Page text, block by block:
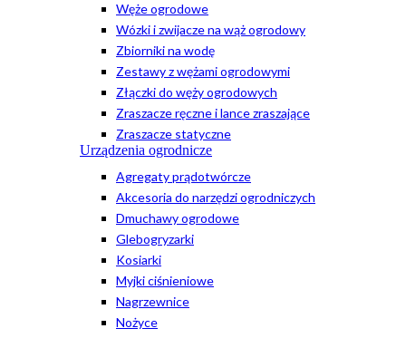
Węże ogrodowe
Wózki i zwijacze na wąż ogrodowy
Zbiorniki na wodę
Zestawy z wężami ogrodowymi
Złączki do węży ogrodowych
Zraszacze ręczne i lance zraszające
Zraszacze statyczne
Urządzenia ogrodnicze
Agregaty prądotwórcze
Akcesoria do narzędzi ogrodniczych
Dmuchawy ogrodowe
Glebogryzarki
Kosiarki
Myjki ciśnieniowe
Nagrzewnice
Nożyce